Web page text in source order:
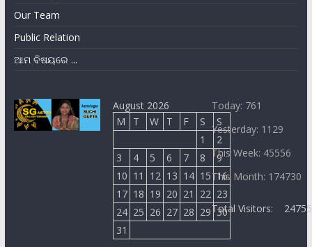
Our Team
Public Relation
ଆମ ବିଷୟରେ ...
August 2026
M
T W T F S
S
1
2
3
4 5 6 7 8
9
10 11 12 13 14 15 16
17 18 19 20 21 22 23
24 25 26 27 28 29 30
31
Today: 761
Yesterday: 1129
This Week: 45556
This Month: 174730
Total Visitors: